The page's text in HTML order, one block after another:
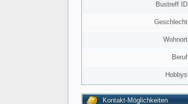
Bustreff ID
Geschlecht
Wohnort
Beruf
Hobbys
Kontakt-Möglichkeiten